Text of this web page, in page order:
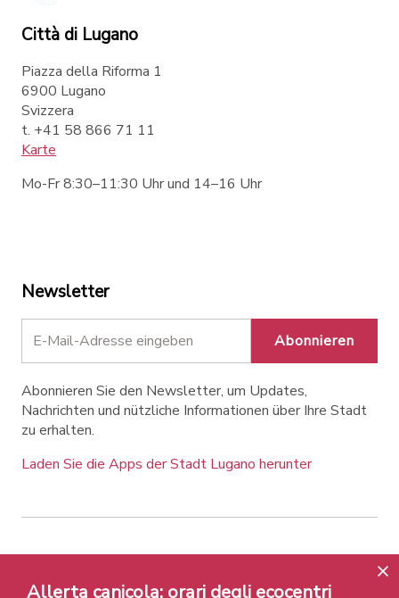
Città di Lugano
Piazza della Riforma 1
6900 Lugano
Svizzera
t. +41 58 866 71 11
Karte
Mo-Fr 8:30–11:30 Uhr und 14–16 Uhr
Newsletter
Abonnieren
Abonnieren Sie den Newsletter, um Updates,
Nachrichten und nützliche Informationen über Ihre Stadt
zu erhalten.
Laden Sie die Apps der Stadt Lugano herunter
Contatti Links
Rechtlicher Hinweis
Datenschutzrichtlinie
Labels und Auszeichnungen
Allerta canicola: orari degli ecocentri